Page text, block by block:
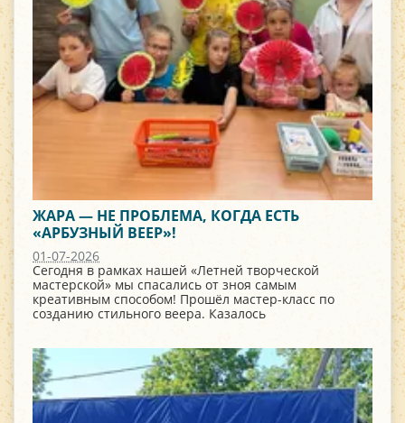
ЖАРА — НЕ ПРОБЛЕМА, КОГДА ЕСТЬ
«АРБУЗНЫЙ ВЕЕР»!
01-07-2026
Сегодня в рамках нашей «Летней творческой
мастерской» мы спасались от зноя самым
креативным способом! Прошёл мастер-класс по
созданию стильного веера. Казалось